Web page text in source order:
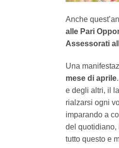
Anche
alle Pari
Assessorati
Una
mese di aprile
e degli altri, il
rialzarsi ogni
imparando a
del quotidiano,
tutto questo e